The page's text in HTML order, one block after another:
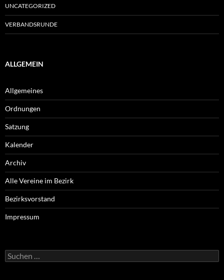
UNCATEGORIZED
VERBANDSRUNDE
ALLGEMEIN
Allgemeines
Ordnungen
Satzung
Kalender
Archiv
Alle Vereine im Bezirk
Bezirksvorstand
Impressum
Suche
nach: